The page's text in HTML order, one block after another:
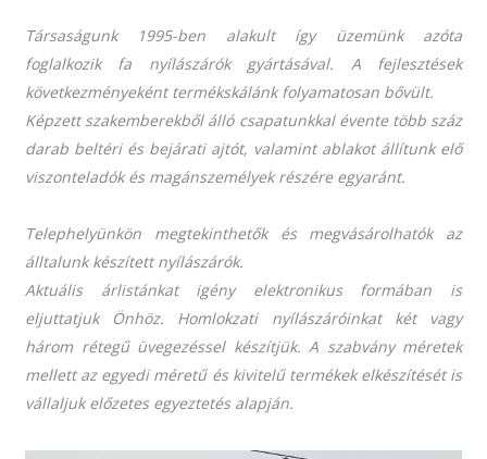
Társaságunk 1995-ben alakult így üzemünk azóta
foglalkozik fa nyílászárók gyártásával. A fejlesztések
következményeként termékskálánk folyamatosan bővült.
Képzett szakemberekből álló csapatunkkal évente több száz
darab beltéri és bejárati ajtót, valamint ablakot állítunk elő
viszonteladók és magánszemélyek részére egyaránt.
Telephelyünkön megtekinthetők és megvásárolhatók az
álltalunk készített nyílászárók.
Aktuális árlistánkat igény elektronikus formában is
eljuttatjuk Önhöz. Homlokzati nyílászáróinkat két vagy
három rétegű üvegezéssel készítjük. A szabvány méretek
mellett az egyedi méretű és kivitelű termékek elkészítését is
vállaljuk előzetes egyeztetés alapján.